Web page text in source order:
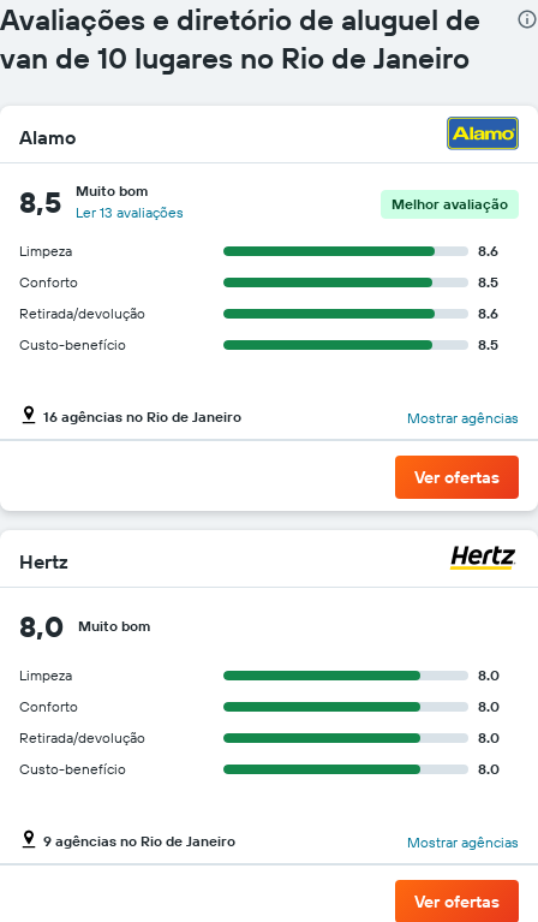
O
gráfico
tem
Y
exibindo
preço
barato
do
de
carro
empresas
fornecidas
Avaliações e diretório de aluguel de
van de 10 lugares no Rio de Janeiro
Alamo
8,5
Muito bom
Ler 13 avaliações
Melhor avaliação
Limpeza
8.6
Conforto
8.5
Retirada/devolução
8.6
Custo-benefício
8.5
16 agências no Rio de Janeiro Mostrar agências
Ver ofertas
Hertz
8,0 Muito bom
Limpeza
8.0
Conforto
8.0
Retirada/devolução
8.0
Custo-benefício
8.0
9 agências no Rio de Janeiro Mostrar agências
Ver ofertas